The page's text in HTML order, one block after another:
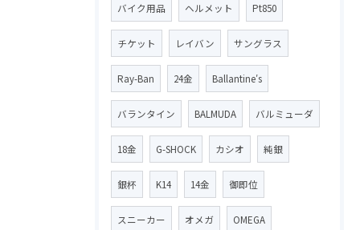
バイク用品 ヘルメット Pt850
チケット レイバン サングラス
Ray-Ban 24金 Ballantine′s
バランタイン BALMUDA バルミューダ
18金 G-SHOCK カシオ 純銀
銀杯 K14 14金 御即位
スニーカー オメガ OMEGA